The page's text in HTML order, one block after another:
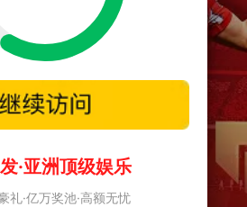
·亚洲顶级娱乐
礼·亿万奖池·高额无忧